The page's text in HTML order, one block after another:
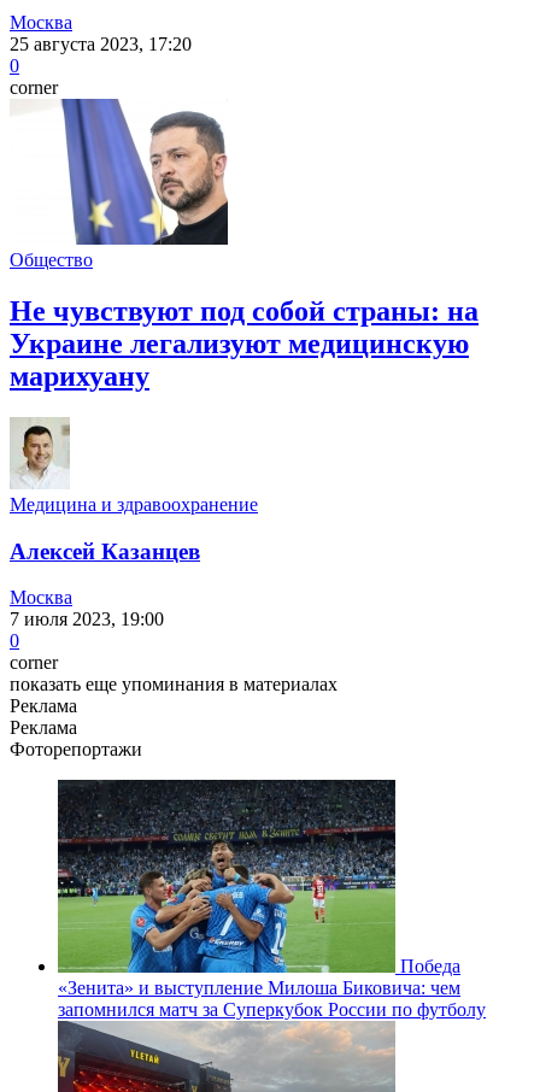
Москва
25 августа 2023, 17:20
0
corner
Общество
Не чувствуют под собой страны: на
Украине легализуют медицинскую
марихуану
Медицина и здравоохранение
Алексей Казанцев
Москва
7 июля 2023, 19:00
0
corner
показать еще упоминания в материалах
Реклама
Реклама
Фоторепортажи
Победа
«Зенита» и выступление Милоша Биковича: чем
запомнился матч за Суперкубок России по футболу